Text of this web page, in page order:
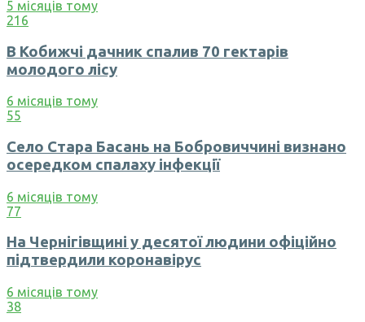
5 місяців тому
216
В Кобижчі дачник спалив 70 гектарів
молодого лісу
6 місяців тому
55
Село Стара Басань на Бобровиччині визнано
осередком спалаху інфекції
6 місяців тому
77
На Чернігівщині у десятої людини офіційно
підтвердили коронавірус
6 місяців тому
38